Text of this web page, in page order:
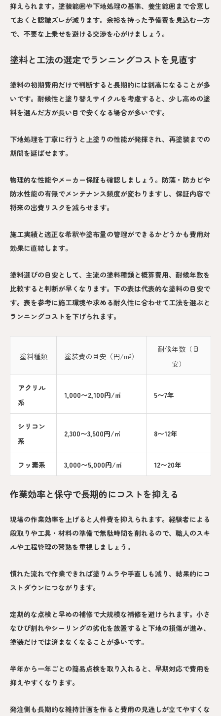
抑えられます。塗装範囲や下地処理の基準、養生範囲まで合意し
ておくと認識ズレが減ります。余裕を持った予備費を見込む一方
で、不要な上乗せを避ける交渉を心がけましょう。
塗料と工法の選定でランニングコストを見直す
塗料の初期費用だけで判断すると長期的には割高になることが多
いです。耐候性と塗り替えサイクルを考慮すると、少し高めの塗
料を選んだ方が長い目で安くなる場合が多いです。
下地処理を丁寧に行うと上塗りの性能が発揮され、再塗装までの
期間を延ばせます。
物理的な性能やメーカー保証も確認しましょう。防藻・防カビや
防水性能の有無でメンテナンス頻度が変わりますし、保証内容で
将来の出費リスクを減らせます。
施工実績と適正な希釈や塗布量の管理ができるかどうかも費用対
効果に直結します。
塗料選びの目安として、主流の塗料種類と概算費用、耐候年数を
比較すると判断が早くなります。下の表は代表的な塗料の目安で
す。表を参考に施工環境や求める耐久性に合わせて工法を選ぶと
ランニングコストを下げられます。
塗料種類 塗装費の目安（円/m²）
耐候年数（目
安）
アクリル
系
1,000〜2,100円/㎡ 5〜7年
シリコン
系
2,300〜3,500円/㎡ 8〜12年
フッ素系 3,000〜5,000円/㎡ 12〜20年
作業効率と保守で長期的にコストを抑える
現場の作業効率を上げると人件費を抑えられます。経験者による
段取りや工具・材料の準備で無駄時間を削れるので、職人のスキ
ルや工程管理の習熟を重視しましょう。
慣れた流れで作業できれば塗りムラや手直しも減り、結果的にコ
ストダウンにつながります。
定期的な点検と早めの補修で大規模な補修を避けられます。小さ
なひび割れやシーリングの劣化を放置すると下地の損傷が進み、
塗装だけでは済まなくなることが多いです。
半年から一年ごとの簡易点検を取り入れると、早期対応で費用を
抑えやすくなります。
発注側も長期的な維持計画を作ると費用の見通しが立てやすくな